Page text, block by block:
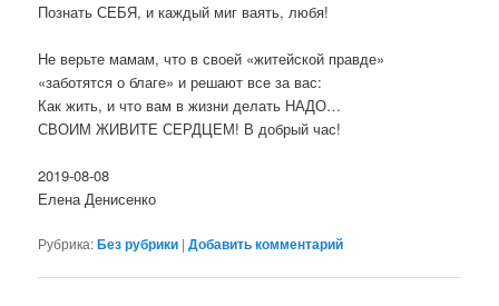
Познать СЕБЯ, и каждый миг ваять, любя!
Не верьте мамам, что в своей «житейской правде»
«заботятся о благе» и решают все за вас:
Как жить, и что вам в жизни делать НАДО…
СВОИМ ЖИВИТЕ СЕРДЦЕМ! В добрый час!
2019-08-08
Елена Денисенко
Рубрика:Без рубрики |Добавить комментарий